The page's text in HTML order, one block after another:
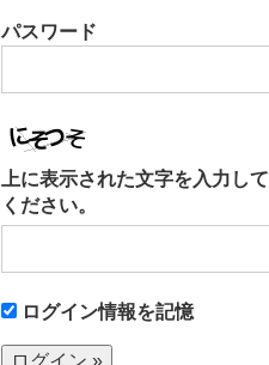
パスワード
上に表示された文字を入力して
ください。
ログイン情報を記憶